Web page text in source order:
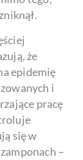
że
epidemię
i
pracę
się w
–